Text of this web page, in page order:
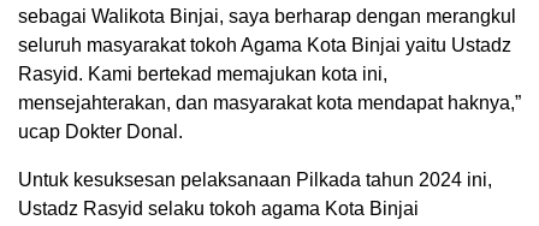
sebagai Walikota Binjai, saya berharap dengan merangkul
seluruh masyarakat tokoh Agama Kota Binjai yaitu Ustadz
Rasyid. Kami bertekad memajukan kota ini,
mensejahterakan, dan masyarakat kota mendapat haknya,”
ucap Dokter Donal.
Untuk kesuksesan pelaksanaan Pilkada tahun 2024 ini,
Ustadz Rasyid selaku tokoh agama Kota Binjai